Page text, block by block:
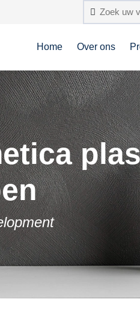
Home Over ons